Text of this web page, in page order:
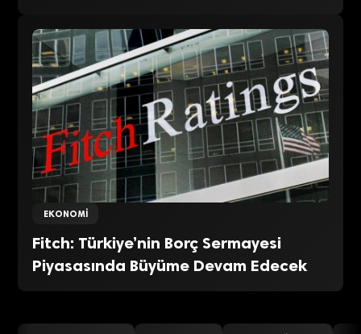
EKONOMI
Fitch: Türkiye’nin Borç Sermayesi
Piyasasında Büyüme Devam Edecek